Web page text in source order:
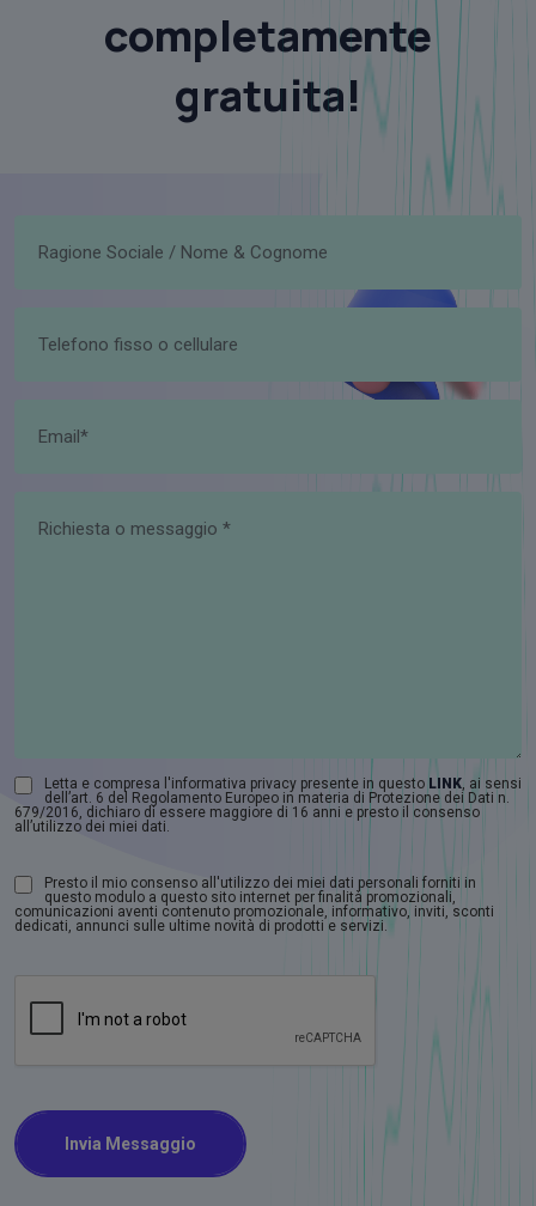
completamente
gratuita!
Letta e compresa l'informativa privacy presente in questo LINK , ai sensi
dell’art. 6 del Regolamento Europeo in materia di Protezione dei Dati n.
679/2016, dichiaro di essere maggiore di 16 anni e presto il consenso
all’utilizzo dei miei dati.
Presto il mio consenso all'utilizzo dei miei dati personali forniti in
questo modulo a questo sito internet per finalità promozionali,
comunicazioni aventi contenuto promozionale, informativo, inviti, sconti
dedicati, annunci sulle ultime novità di prodotti e servizi.
Invia Messaggio